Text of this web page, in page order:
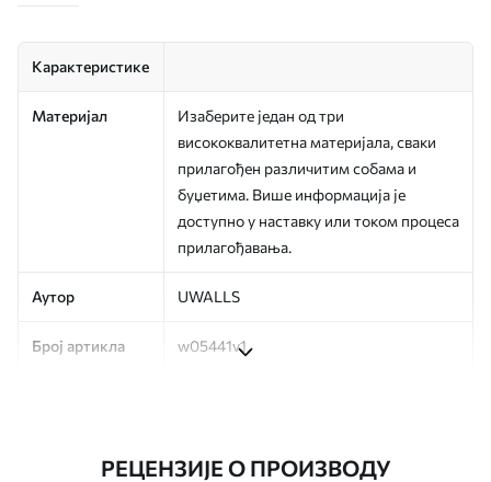
Карактеристике
Материјал
Изаберите један од три
висококвалитетна материјала, сваки
прилагођен различитим собама и
буџетима. Више информација је
доступно у наставку или током процеса
прилагођавања.
Аутор UWALLS
Број артикла w05441v1
РЕЦЕНЗИЈЕ О ПРОИЗВОДУ